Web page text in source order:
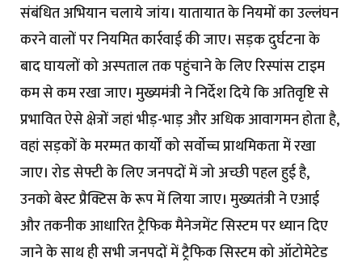
संबंधित अभियान चलाये जांय। यातायात के नियमों का उल्लंघन
करने वालों पर नियमित कार्रवाई की जाए। सड़क दुर्घटना के
बाद घायलों को अस्पताल तक पहुंचाने के लिए रिस्पांस टाइम
कम से कम रखा जाए। मुख्यमंत्री ने निर्देश दिये कि अतिवृष्टि से
प्रभावित ऐसे क्षेत्रों जहां भीड़-भाड़ और अधिक आवागमन होता है,
वहां सड़कों के मरम्मत कार्यों को सर्वाेच्च प्राथमिकता में रखा
जाए। रोड सेफ्टी के लिए जनपदों में जो अच्छी पहल हुई है,
उनको बेस्ट प्रैक्टिस के रूप में लिया जाए। मुख्यतंत्री ने एआई
और तकनीक आधारित ट्रैफिक मैनेजमेंट सिस्टम पर ध्यान दिए
जाने के साथ ही सभी जनपदों में ट्रैफिक सिस्टम को ऑटोमेटेड